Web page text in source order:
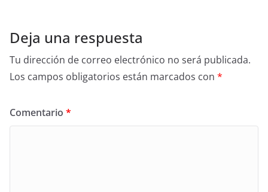
Deja una respuesta
Tu dirección de correo electrónico no será publicada.
Los campos obligatorios están marcados con *
Comentario *